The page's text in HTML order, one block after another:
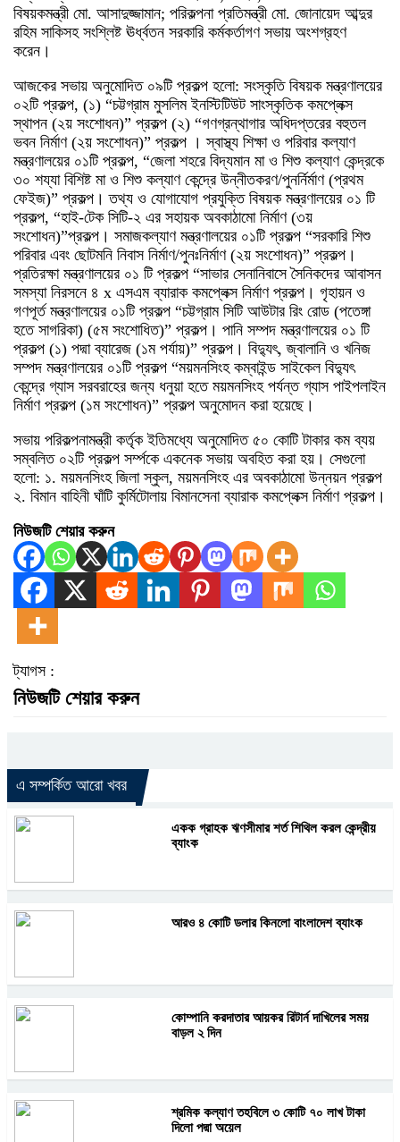
বিষয়কমন্ত্রী মো. আসাদুজ্জামান; পরিকল্পনা প্রতিমন্ত্রী মো. জোনায়েদ আব্দুর
রহিম সাকিসহ সংশ্লিষ্ট ঊর্ধ্বতন সরকারি কর্মকর্তাগণ সভায় অংশগ্রহণ
করেন।
আজকের সভায় অনুমোদিত ০৯টি প্রকল্প হলো: সংস্কৃতি বিষয়ক মন্ত্রণালয়ের
০২টি প্রকল্প, (১) “চট্টগ্রাম মুসলিম ইনস্টিটিউট সাংস্কৃতিক কমপ্লেক্স
স্থাপন (২য় সংশোধন)” প্রকল্প (২) “গণগ্রন্থাগার অধিদপ্তরের বহুতল
ভবন নির্মাণ (২য় সংশোধন)” প্রকল্প । স্বাস্থ্য শিক্ষা ও পরিবার কল্যাণ
মন্ত্রণালয়ের ০১টি প্রকল্প, “জেলা শহরে বিদ্যমান মা ও শিশু কল্যাণ কেন্দ্রকে
৩০ শয্যা বিশিষ্ট মা ও শিশু কল্যাণ কেন্দ্রে উন্নীতকরণ/পুনর্নির্মাণ (প্রথম
ফেইজ)” প্রকল্প। তথ্য ও যোগাযোগ প্রযুক্তি বিষয়ক মন্ত্রণালয়ের ০১ টি
প্রকল্প, “হাই-টেক সিটি-২ এর সহায়ক অবকাঠামো নির্মাণ (৩য়
সংশোধন)”প্রকল্প। সমাজকল্যাণ মন্ত্রণালয়ের ০১টি প্রকল্প “সরকারি শিশু
পরিবার এবং ছোটমনি নিবাস নির্মাণ/পুনঃনির্মাণ (২য় সংশোধন)” প্রকল্প।
প্রতিরক্ষা মন্ত্রণালয়ের ০১ টি প্রকল্প “সাভার সেনানিবাসে সৈনিকদের আবাসন
সমস্যা নিরসনে ৪ x এসএম ব্যারাক কমপ্লেক্স নির্মাণ প্রকল্প। গৃহায়ন ও
গণপূর্ত মন্ত্রণালয়ের ০১টি প্রকল্প “চট্টগ্রাম সিটি আউটার রিং রোড (পতেঙ্গা
হতে সাগরিকা) (৫ম সংশোধিত)” প্রকল্প। পানি সম্পদ মন্ত্রণালয়ের ০১ টি
প্রকল্প (১) পদ্মা ব্যারেজ (১ম পর্যায়)” প্রকল্প। বিদ্যুৎ, জ্বালানি ও খনিজ
সম্পদ মন্ত্রণালয়ের ০১টি প্রকল্প “ময়মনসিংহ কম্বাইন্ড সাইকেল বিদ্যুৎ
কেন্দ্রে গ্যাস সরবরাহের জন্য ধনুয়া হতে ময়মনসিংহ পর্যন্ত গ্যাস পাইপলাইন
নির্মাণ প্রকল্প (১ম সংশোধন)” প্রকল্প অনুমোদন করা হয়েছে।
সভায় পরিকল্পনামন্ত্রী কর্তৃক ইতিমধ্যে অনুমোদিত ৫০ কোটি টাকার কম ব্যয়
সম্বলিত ০২টি প্রকল্প সর্ম্পকে একনেক সভায় অবহিত করা হয়। সেগুলো
হলো: ১. ময়মনসিংহ জিলা স্কুল, ময়মনসিংহ এর অবকাঠামো উন্নয়ন প্রকল্প
২. বিমান বাহিনী ঘাঁটি কুর্মিটোলায় বিমানসেনা ব্যারাক কমপ্লেক্স নির্মাণ প্রকল্প।
নিউজটি শেয়ার করুন
ট্যাগস :
নিউজটি শেয়ার করুন
এ সম্পর্কিত আরো খবর
একক গ্রাহক ঋণসীমার শর্ত শিথিল করল কেন্দ্রীয়
ব্যাংক
আরও ৪ কোটি ডলার কিনলো বাংলাদেশ ব্যাংক
কোম্পানি করদাতার আয়কর রিটার্ন দাখিলের সময়
বাড়ল ২ দিন
শ্রমিক কল্যাণ তহবিলে ৩ কোটি ৭০ লাখ টাকা
দিলো পদ্মা অয়েল